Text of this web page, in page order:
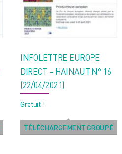
INFOLETTRE EUROPE
DIRECT – HAINAUT N° 16
(22/04/2021)
Gratuit !
TÉLÉCHARGEMENT GROUPÉ